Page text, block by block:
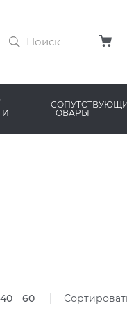
MARAZZIТОВАРЫ
КЛЕЙ
СИСТЕМА
40 60